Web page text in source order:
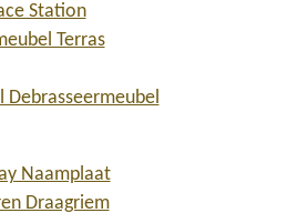
Station
Terras
Debrasseermeubel
Naamplaat
Draagriem